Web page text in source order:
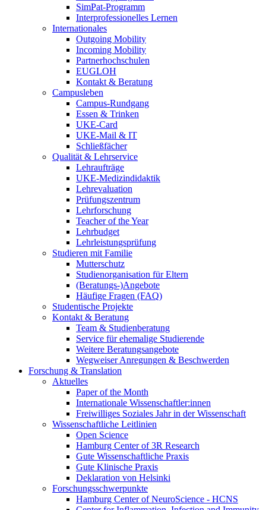
SimPat-Programm
Interprofessionelles Lernen
Internationales
Outgoing Mobility
Incoming Mobility
Partnerhochschulen
EUGLOH
Kontakt & Beratung
Campusleben
Campus-Rundgang
Essen & Trinken
UKE-Card
UKE-Mail & IT
Schließfächer
Qualität & Lehrservice
Lehraufträge
UKE-Medizindidaktik
Lehrevaluation
Prüfungszentrum
Lehrforschung
Teacher of the Year
Lehrbudget
Lehrleistungsprüfung
Studieren mit Familie
Mutterschutz
Studienorganisation für Eltern
(Beratungs-)Angebote
Häufige Fragen (FAQ)
Studentische Projekte
Kontakt & Beratung
Team & Studienberatung
Service für ehemalige Studierende
Weitere Beratungsangebote
Wegweiser Anregungen & Beschwerden
Forschung & Translation
Aktuelles
Paper of the Month
Internationale Wissenschaftler:innen
Freiwilliges Soziales Jahr in der Wissenschaft
Wissenschaftliche Leitlinien
Open Science
Hamburg Center of 3R Research
Gute Wissenschaftliche Praxis
Gute Klinische Praxis
Deklaration von Helsinki
Forschungsschwerpunkte
Hamburg Center of NeuroScience - HCNS